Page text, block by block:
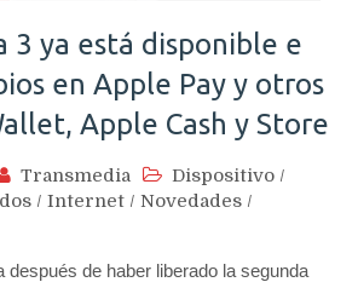
3 ya está disponible e
en Apple Pay y otros
Apple Cash y Store
Transmedia Dispositivo /
/ Internet / Novedades /
después de haber liberado la segunda